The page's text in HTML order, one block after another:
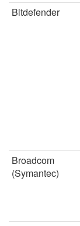
Bitdefender
Broadcom
(Symantec)